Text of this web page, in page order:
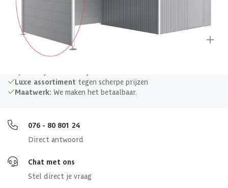
Overige specificaties
Afmetingen (bxl) 3x237x181 cm
Luxe assortiment tegen scherpe prijzen
Maatwerk: We maken het betaalbaar.
076 - 80 801 24
Direct antwoord
Chat met ons
Stel direct je vraag